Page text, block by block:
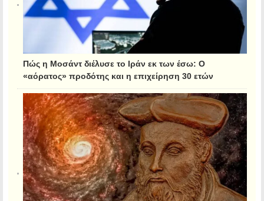
Πώς η Μοσάντ διέλυσε το Ιράν εκ των έσω: Ο
«αόρατος» προδότης και η επιχείρηση 30 ετών